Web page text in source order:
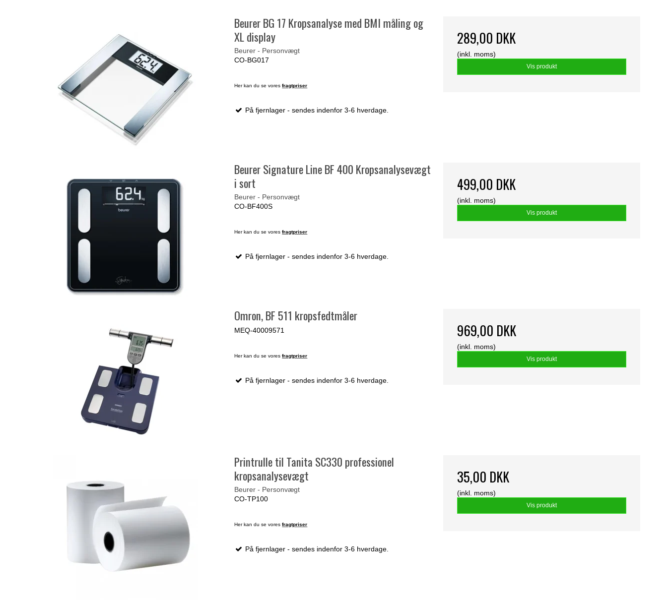
Beurer BG 17 Kropsanalyse med BMI måling og
XL display
Beurer - Personvægt
CO-BG017
Her kan du se voresfragtpriser
På fjernlager - sendes indenfor 3-6 hverdage.
289,00 DKK
(inkl. moms)
Vis produkt
Beurer Signature Line BF 400 Kropsanalysevægt
i sort
Beurer - Personvægt
CO-BF400S
Her kan du se voresfragtpriser
På fjernlager - sendes indenfor 3-6 hverdage.
499,00 DKK
(inkl. moms)
Vis produkt
Omron, BF 511 kropsfedtmåler
MEQ-40009571
Her kan du se voresfragtpriser
På fjernlager - sendes indenfor 3-6 hverdage.
969,00 DKK
(inkl. moms)
Vis produkt
Printrulle til Tanita SC330 professionel
kropsanalysevægt
Beurer - Personvægt
CO-TP100
Her kan du se voresfragtpriser
På fjernlager - sendes indenfor 3-6 hverdage.
35,00 DKK
(inkl. moms)
Vis produkt